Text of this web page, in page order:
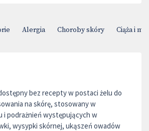
Alergia Choroby skóry Ciąża i
bez recepty w postaci żelu do
na skórę, stosowany w
i podrażnień występujących w
wysypki skórnej, ukąszeń owadów